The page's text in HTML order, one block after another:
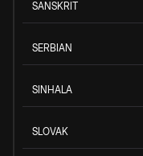
SANSKRIT
SERBIAN
SINHALA
SLOVAK